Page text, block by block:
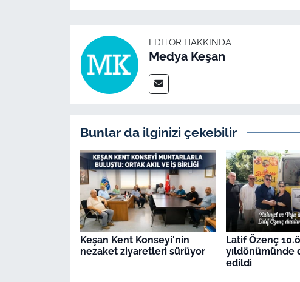
EDITÖR HAKKINDA
Medya Keşan
Bunlar da ilginizi çekebilir
Keşan Kent Konseyi'nin
nezaket ziyaretleri sürüyor
Latif Özenç
yıldönümünde
edildi
Gündem-Eğitim